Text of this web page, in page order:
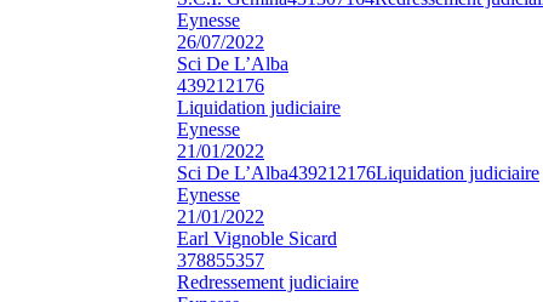
Eynesse
26/07/2022
Sci De L’Alba
439212176
Liquidation judiciaire
Eynesse
21/01/2022
Sci De L’Alba439212176Liquidation judiciaire
Eynesse
21/01/2022
Earl Vignoble Sicard
378855357
Redressement judiciaire